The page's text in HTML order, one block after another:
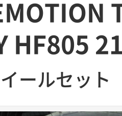
HF805
ールセット